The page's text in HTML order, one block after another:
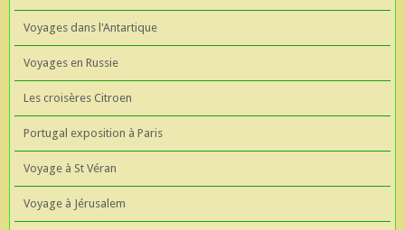
Voyages dans l'Antartique
Voyages en Russie
Les croisères Citroen
Portugal exposition à Paris
Voyage à St Véran
Voyage à Jérusalem